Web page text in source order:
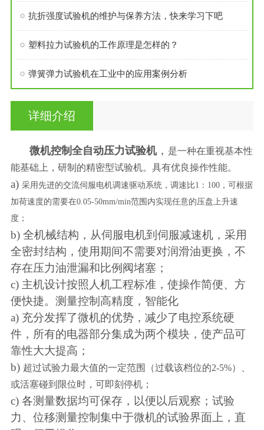
抗折强度试验机的维护与保养方法，快来学习下吧
塑料拉力试验机的工作原理是怎样的？
弹簧弹力试验机在工业中的应用案例分析
详细介绍
微机控制全自动压力试验机， 是一种在重视基本性
能基础上，研制的精密型试验机。具有优良操作性能。
a) 采用先进的交流伺服电机调速驱动系统，调速比1 ： 100，可根据
加荷速度的需要在0.05-50mm/min范围内实现任意的压盘上升速
度；
b) 全机械结构，从伺服电机到伺服减速机，采用
全密封结构，使用期间不需要对润滑油更换，不
存在压力油泄漏和比例阀堵塞；
c) 主机设计按照人机工程标准，使操作简便、方
便快捷。测量控制高精度，智能化
a) 充分发挥了微机的优势，减少了电控系统硬
件，所有的电器部分集成为两个模块，使产品可
靠性大大提高；
b) 超过试验力最大值的一定范围（过载该档位的2-5%）、
或活塞碰到限位时，可即刻停机；
c) 各测量数据均可保存，以便以后观察；试验
力、位移测量控制集中于微机的试验界面上，直